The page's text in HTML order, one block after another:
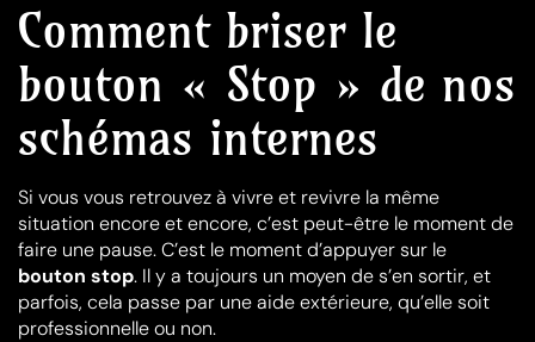
Comment briser le
bouton « Stop » de nos
schémas internes
Si vous vous retrouvez à vivre et revivre la même
situation encore et encore, c’est peut-être le moment de
faire une pause. C’est le moment d’appuyer sur le
bouton stop. Il y a toujours un moyen de s’en sortir, et
parfois, cela passe par une aide extérieure, qu’elle soit
professionnelle ou non.